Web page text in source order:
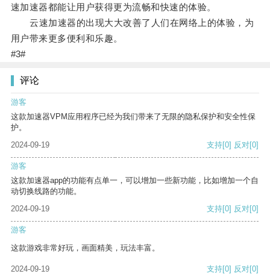
速加速器都能让用户获得更为流畅和快速的体验。
云速加速器的出现大大改善了人们在网络上的体验，为
用户带来更多便利和乐趣。
#3#
评论
游客
这款加速器VPM应用程序已经为我们带来了无限的隐私保护和安全性保
护。
2024-09-19
支持[0] 反对[0]
游客
这款加速器app的功能有点单一，可以增加一些新功能，比如增加一个自
动切换线路的功能。
2024-09-19
支持[0] 反对[0]
游客
这款游戏非常好玩，画面精美，玩法丰富。
2024-09-19 支持[0] 反对[0]